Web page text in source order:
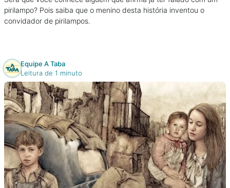
pirilampo? Pois saiba que o menino desta história inventou o
convidador de pirilampos.
Equipe A Taba
Leitura de 1 minuto